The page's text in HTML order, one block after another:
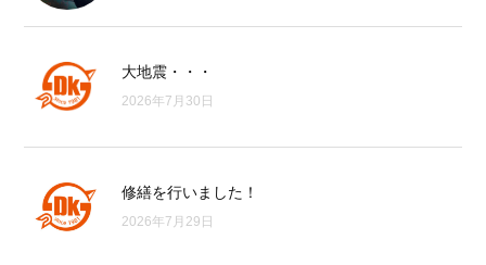
大地震・・・
2026年7月30日
修繕を行いました！
2026年7月29日